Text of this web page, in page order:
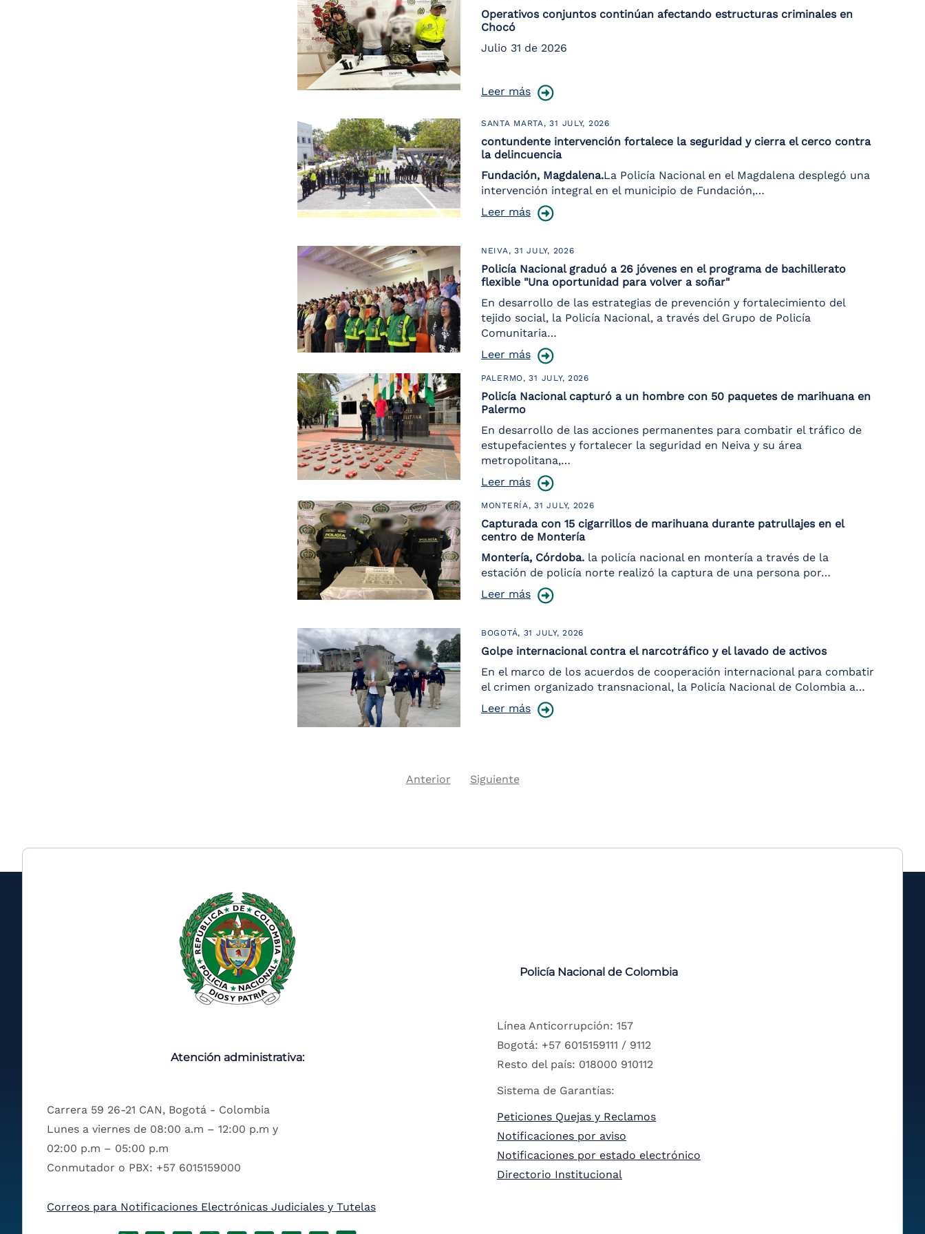
Operativos conjuntos continúan afectando estructuras criminales en
Chocó
Julio 31 de 2026
Leer más
SANTA MARTA,31 JULY, 2026
contundente intervención fortalece la seguridad y cierra el cerco contra
la delincuencia
Fundación, Magdalena.La Policía Nacional en el Magdalena desplegó una
intervención integral en el municipio de Fundación,…
Leer más
NEIVA,31 JULY, 2026
Policía Nacional graduó a 26 jóvenes en el programa de bachillerato
flexible "Una oportunidad para volver a soñar"
En desarrollo de las estrategias de prevención y fortalecimiento del
tejido social, la Policía Nacional, a través del Grupo de Policía
Comunitaria…
Leer más
PALERMO,31 JULY, 2026
Policía Nacional capturó a un hombre con 50 paquetes de marihuana en
Palermo
En desarrollo de las acciones permanentes para combatir el tráfico de
estupefacientes y fortalecer la seguridad en Neiva y su área
metropolitana,…
Leer más
MONTERÍA,31 JULY, 2026
Capturada con 15 cigarrillos de marihuana durante patrullajes en el
centro de Montería
Montería, Córdoba. la policía nacional en montería a través de la
estación de policía norte realizó la captura de una persona por…
Leer más
BOGOTÁ, 31 JULY, 2026
Golpe internacional contra el narcotráfico y el lavado de activos
En el marco de los acuerdos de cooperación internacional para combatir
el crimen organizado transnacional, la Policía Nacional de Colombia a…
Leer más
Pagination
Previous
Anterior
Next
Siguiente
Atención administrativa:
Carrera 59 26-21 CAN, Bogotá - Colombia
Lunes a viernes de 08:00 a.m – 12:00 p.m y
02:00 p.m – 05:00 p.m
Conmutador o PBX: +57 6015159000
Correos para Notificaciones Electrónicas Judiciales y Tutelas
Policía Nacional de Colombia
Línea Anticorrupción: 157
Bogotá: +57 6015159111 / 9112
Resto del país: 018000 910112
Sistema de Garantías:
Peticiones Quejas y Reclamos
Notificaciones por aviso
Notificaciones por estado electrónico
Directorio Institucional